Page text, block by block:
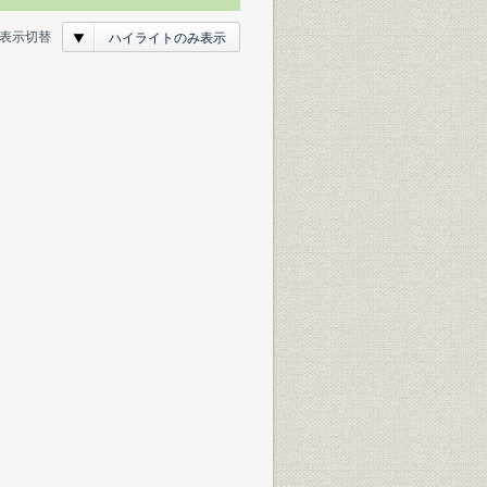
表示切替 ハイライトのみ表示